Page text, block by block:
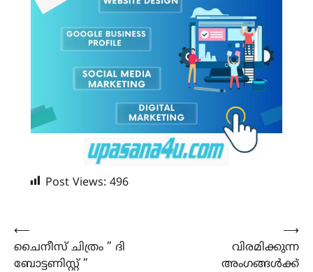
Post Views: 496
Post
navigation
⟵
ചൈനീസ് ചിത്രം ” ദി
ബോട്ടണിസ്റ്റ് ”
വിരമിക്കുന്ന
അംഗങ്ങൾക്ക്
⟶